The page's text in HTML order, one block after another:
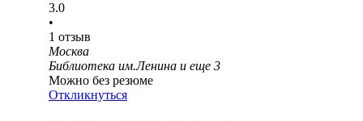
3.0
•
1 отзыв
Москва
Библиотека им.Ленина и еще 3
Можно без резюме
Откликнуться